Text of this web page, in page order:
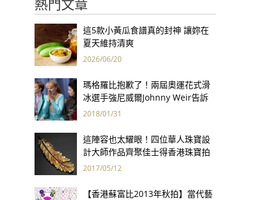
熱門文章
這5款小黃瓜食譜真的封神 讓妳在
夏天維持清爽
2026/06/20
瑪格羅比抱歉了！兩屆奧運花式滑
冰選手強尼威爾Johnny Weir告訴
你 為何不該看《老娘叫譚雅》
2018/01/31
這陣容也太耀眼！四位華人珠寶設
計大師作品齊聚佳士得香港珠寶拍
賣
2017/05/12
【香港蘇富比2013年秋拍】當代藝